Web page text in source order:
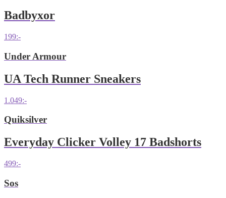
Badbyxor
199:-
Under Armour
UA Tech Runner Sneakers
1.049:-
Quiksilver
Everyday Clicker Volley 17 Badshorts
499:-
Sos